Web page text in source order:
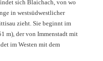
sich Blaichach, von wo
in westsüdwestlicher
zieht. Sie beginnt im
m), der von Immenstadt mit
im Westen mit dem